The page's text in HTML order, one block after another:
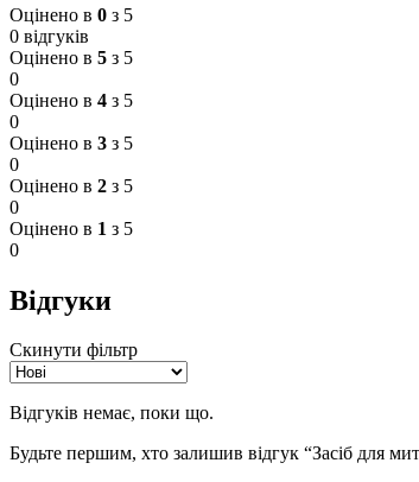
Оцінено в 0 з 5
0 відгуків
Оцінено в 5 з 5
0
Оцінено в 4 з 5
0
Оцінено в 3 з 5
0
Оцінено в 2 з 5
0
Оцінено в 1 з 5
0
Відгуки
Скинути фільтр
Відгуків немає, поки що.
Будьте першим, хто залишив відгук “Засіб для